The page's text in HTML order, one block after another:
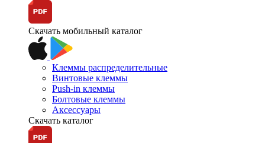
Скачать мобильный каталог
Клеммы распределительные
Винтовые клеммы
Push-in клеммы
Болтовые клеммы
Аксессуары
Скачать каталог